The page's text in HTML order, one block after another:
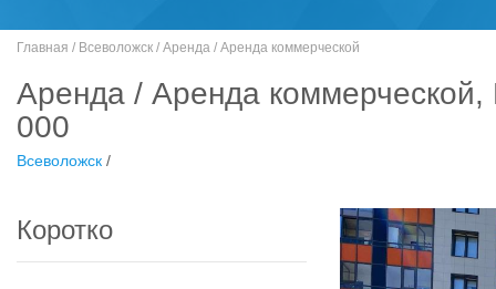
Главная / Всеволожск / Аренда / Аренда коммерческой
Аренда / Аренда
000
Всеволожск /
Коротко